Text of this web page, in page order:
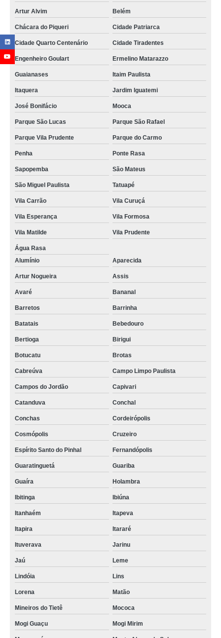
Artur Alvim Belém
Chácara do Piqueri Cidade Patriarca
Cidade Quarto Centenário Cidade Tiradentes
Engenheiro Goulart Ermelino Matarazzo
Guaianases Itaim Paulista
Itaquera Jardim Iguatemi
José Bonifácio Mooca
Parque São Lucas Parque São Rafael
Parque Vila Prudente Parque do Carmo
Penha Ponte Rasa
Sapopemba São Mateus
São Miguel Paulista Tatuapé
Vila Carrão Vila Curuçá
Vila Esperança Vila Formosa
Vila Matilde Vila Prudente
Água Rasa
Alumínio
Aparecida
Artur Nogueira Assis
Avaré Bananal
Barretos Barrinha
Batatais Bebedouro
Bertioga Birigui
Botucatu Brotas
Cabreúva Campo Limpo Paulista
Campos do Jordão Capivari
Catanduva Conchal
Conchas Cordeirópolis
Cosmópolis Cruzeiro
Espírito Santo do Pinhal Fernandópolis
Guaratinguetá Guariba
Guaíra Holambra
Ibitinga Ibiúna
Itanhaém Itapeva
Itapira Itararé
Ituverava Jarinu
Jaú Leme
Lindóia Lins
Lorena Matão
Mineiros do Tietê Mococa
Mogi Guaçu Mogi Mirim